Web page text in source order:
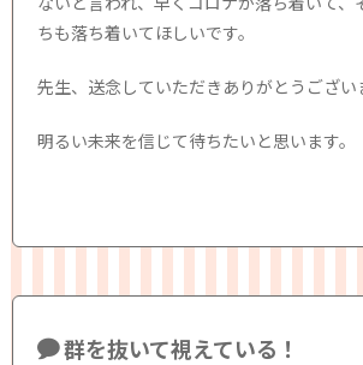
ちも落ち着いてほしいです。
先生、送念していただきありがとうござい
明るい未来を信じて待ちたいと思います。
群を抜いて視えている！